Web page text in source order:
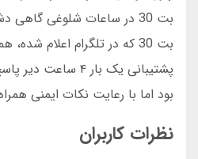
بت 30 در ساعات شلوغی
بت 30 که در تلگرام اعلام
پشتیبانی یک بار ۴
بود اما با رعایت نکات ایمنی
نظرات کاربران